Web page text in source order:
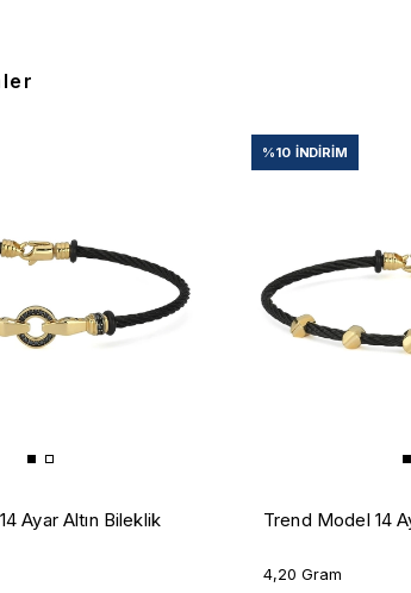
Ayar Altın Bileklik Trend Model 14
4,20 Gram
%10 İNDIRIM